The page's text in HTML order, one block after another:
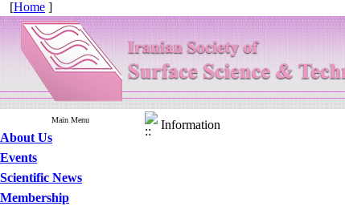
[Home ]
Main Menu
About Us
Events
Scientific News
Membership
Information